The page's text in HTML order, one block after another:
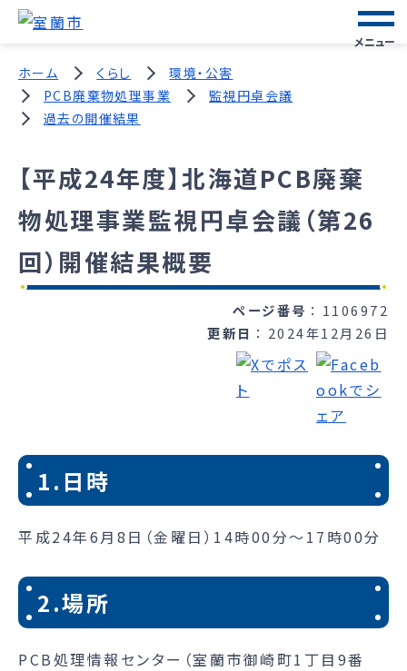
メニュー
ホーム くらし
環境・公害
PCB廃棄物処理事業
監視円卓会議
過去の開催結果
【平成24年度】北海道PCB廃棄
物処理事業監視円卓会議（第26
回）開催結果概要
ページ番号
1106972
更新日
2024年12月26日
1.日時
平成24年6月8日（金曜日）14時00分～17時00分
2.場所
PCB処理情報センター（室蘭市御崎町1丁目9番